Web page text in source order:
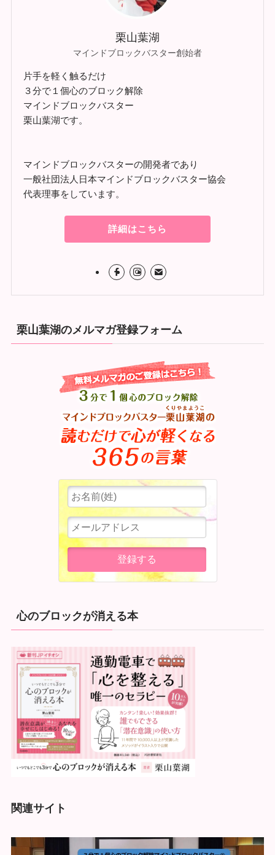
栗山葉湖
マインドブロックバスター創始者
片手を軽く触るだけ
３分で１個心のブロック解除
マインドブロックバスター
栗山葉湖です。
マインドブロックバスターの開発者であり
一般社団法人日本マインドブロックバスター協会
代表理事をしています。
詳細はこちら
栗山葉湖のメルマガ登録フォーム
心のブロックが消える本
関連サイト